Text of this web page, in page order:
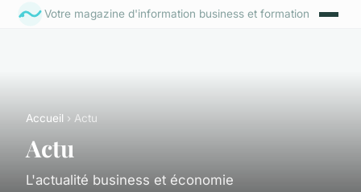
Votre magazine d'information business et formation
Accueil › Actu
Actu
L'actualité business et économie